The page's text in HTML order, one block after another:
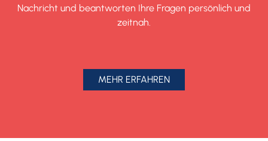
Nachricht und beantworten Ihre Fragen persönlich und
zeitnah.
MEHR ERFAHREN